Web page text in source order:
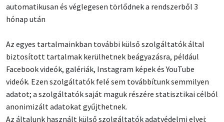
automatikusan és véglegesen törlődnek a rendszerből 3
hónap után
Az egyes tartalmainkban további külső szolgáltatók által
biztosított tartalmak kerülhetnek beágyazásra, például
Facebook videók, galériák, Instagram képek és YouTube
videók. Ezen szolgáltatók felé sem továbbítunk semmilyen
adatot; a szolgáltatók saját maguk részére statisztikai célból
anonimizált adatokat gyűjthetnek.
Az általunk használt külső szolgáltatók adatvédelmi elvei: